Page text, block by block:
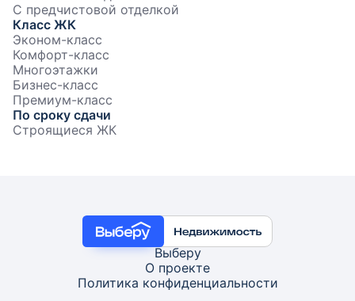
С предчистовой отделкой
Класс ЖК
Эконом-класс
Комфорт-класс
Многоэтажки
Бизнес-класс
Премиум-класс
По сроку сдачи
Строящиеся ЖК
Выберу
О проекте
Политика конфиденциальности